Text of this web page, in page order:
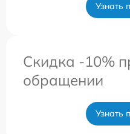
Узнать
Скидка -10%
обращении
Узнать